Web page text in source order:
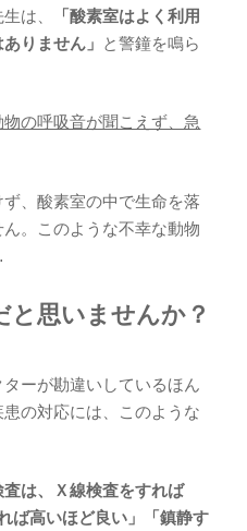
は、
「酸素室はよく利用
りません」 と警鐘を鳴ら
の呼吸音が聞こえず、急
、酸素室の中で生命を落
。このような不幸な動物
と思いませんか？
ーが勘違いしているほん
の対応には、このような
査は、Ｘ線検査をすれば
ば高いほど良い」「鎮静す